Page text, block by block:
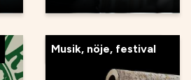
Musik, nöje, festival